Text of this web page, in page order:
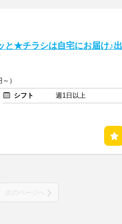
と★チラシは自宅にお届け♪出
）
シフト
週1日以上
次のページへ